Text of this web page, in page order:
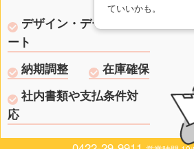
ていいかも。
デザイン・データサポ
ート
納期調整
在庫確保
社内書類や支払条件対
応